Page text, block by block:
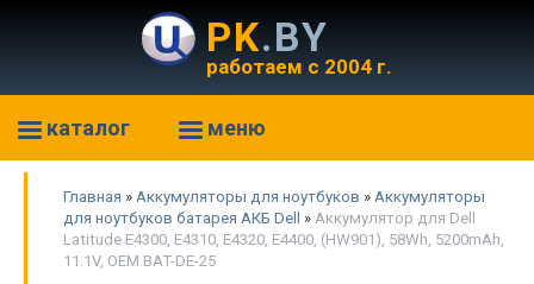
PK.BY
работаем с 2004 г.
каталог меню
Главная » Аккумуляторы для ноутбуков » Аккумуляторы
для ноутбуков батарея АКБ Dell
» Аккумулятор для Dell
Latitude E4300, E4310, E4320, E4400, (HW901), 58Wh, 5200mAh,
11.1V, OEM BAT-DE-25